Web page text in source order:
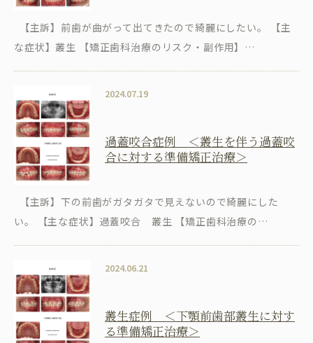
【主訴】前歯が曲がって出てきたので綺麗にしたい。 【主
な症状】叢生 【矯正歯科治療のリスク・副作用】…
2024.07.19
過蓋咬合症例 ＜叢生を伴う過蓋咬
合に対する準備矯正治療＞
【主訴】下の前歯がガタガタで見えないので綺麗にした
い。 【主な症状】過蓋咬合 叢生 【矯正歯科治療の…
2024.06.21
叢生症例 ＜下顎前歯部叢生に対す
る準備矯正治療＞